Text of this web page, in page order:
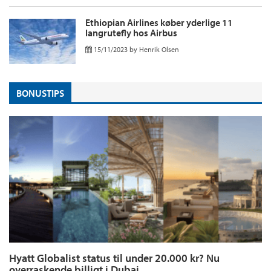
Ethiopian Airlines køber yderlige 11
langrutefly hos Airbus
15/11/2023 by Henrik Olsen
BONUSTIPS
Hyatt Globalist status til under 20.000 kr? Nu